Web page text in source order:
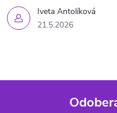
Iveta Antolíková
21.5.2026